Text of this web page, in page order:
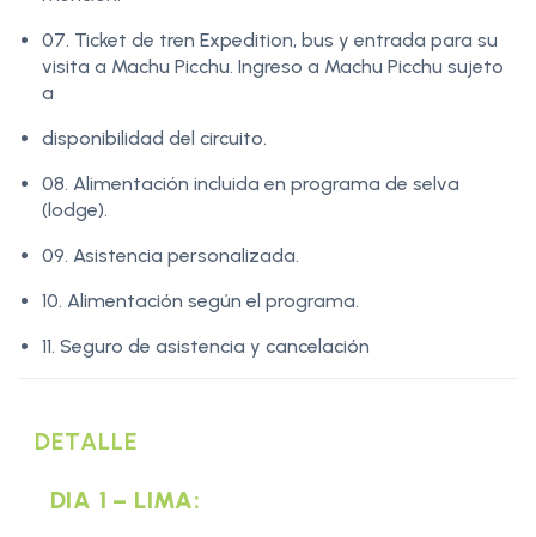
07. Ticket de tren Expedition, bus y entrada para su
visita a Machu Picchu. Ingreso a Machu Picchu sujeto
a
disponibilidad del circuito.
08. Alimentación incluida en programa de selva
(lodge).
09. Asistencia personalizada.
10. Alimentación según el programa.
11. Seguro de asistencia y cancelación
DETALLE
DIA 1 – LIMA: